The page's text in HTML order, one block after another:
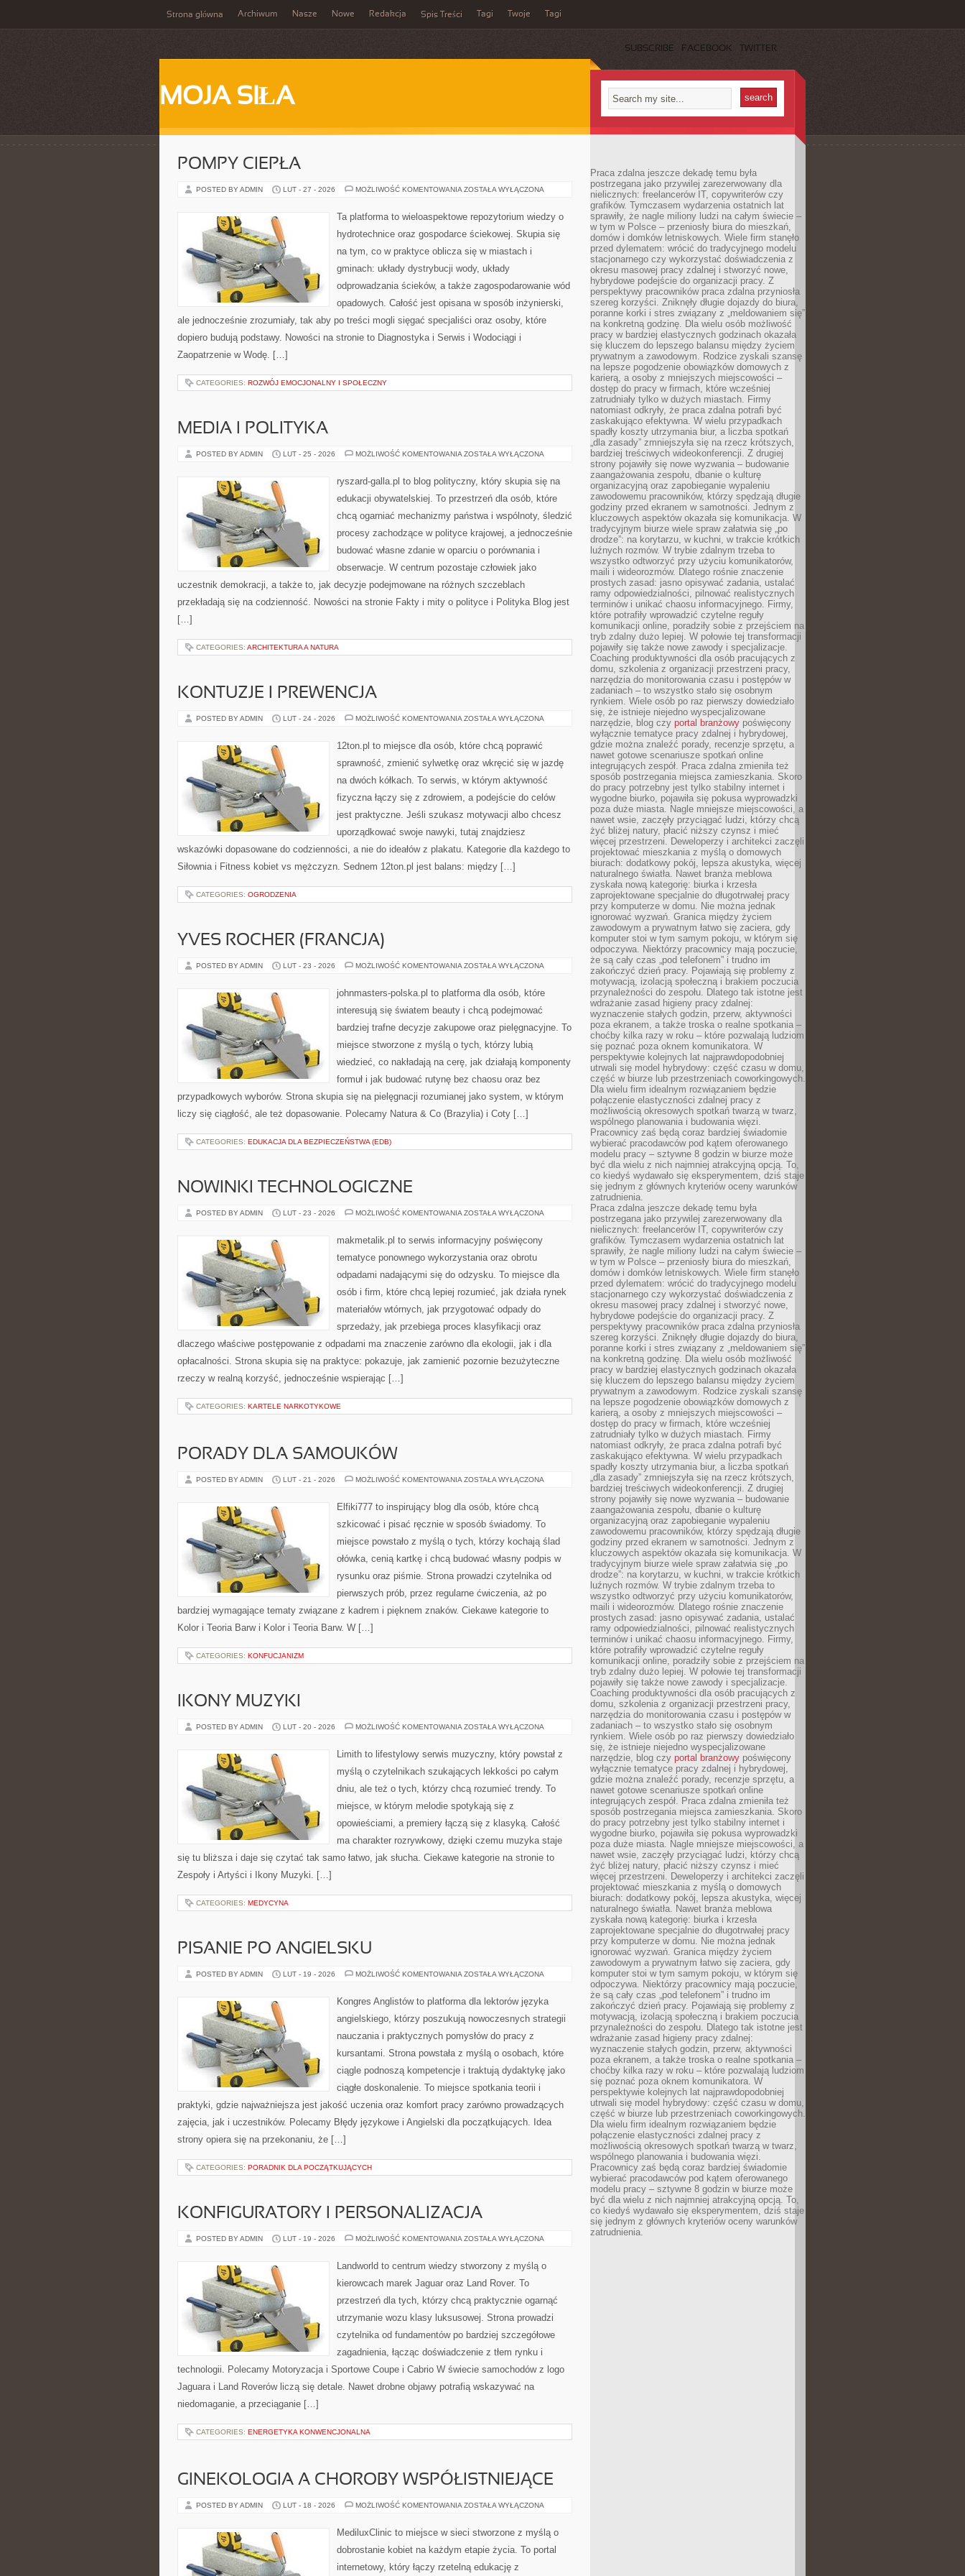
Strona główna Archiwum Nasze Nowe Redakcja Spis Treści Tagi Twoje Tagi
SUBSCRIBE FACEBOOK TWITTER
MOJA SIŁA
POMPY CIEPŁA
POSTED BY ADMIN LUT - 27 - 2026 MOŻLIWOŚĆ KOMENTOWANIA POMPY
ZOSTAŁA WYŁĄCZONA
Ta platforma to wieloaspektowe repozytorium wiedzy o
hydrotechnice oraz gospodarce ściekowej. Skupia się
na tym, co w praktyce oblicza się w miastach i
gminach: układy dystrybucji wody, układy
odprowadzania ścieków, a także zagospodarowanie wód
opadowych. Całość jest opisana w sposób inżynierski,
ale jednocześnie zrozumiały, tak aby po treści mogli sięgać specjaliści oraz osoby, które
dopiero budują podstawy. Nowości na stronie to Diagnostyka i Serwis i Wodociągi i
Zaopatrzenie w Wodę. […]
CATEGORIES: ROZWÓJ EMOCJONALNY I SPOŁECZNY
MEDIA I POLITYKA
POSTED BY ADMIN LUT - 25 - 2026 MOŻLIWOŚĆ KOMENTOWANIA MEDIA
ZOSTAŁA WYŁĄCZONA
ryszard-galla.pl to blog polityczny, który skupia się na
edukacji obywatelskiej. To przestrzeń dla osób, które
chcą ogarniać mechanizmy państwa i wspólnoty, śledzić
procesy zachodzące w polityce krajowej, a jednocześnie
budować własne zdanie w oparciu o porównania i
obserwacje. W centrum pozostaje człowiek jako
uczestnik demokracji, a także to, jak decyzje podejmowane na różnych szczeblach
przekładają się na codzienność. Nowości na stronie Fakty i mity o polityce i Polityka Blog jest
[…]
CATEGORIES: ARCHITEKTURA A NATURA
KONTUZJE I PREWENCJA
POSTED BY ADMIN LUT - 24 - 2026 MOŻLIWOŚĆ KOMENTOWANIA KONTUZJE
ZOSTAŁA WYŁĄCZONA
12ton.pl to miejsce dla osób, które chcą poprawić
sprawność, zmienić sylwetkę oraz wkręcić się w jazdę
na dwóch kółkach. To serwis, w którym aktywność
fizyczna łączy się z zdrowiem, a podejście do celów
jest praktyczne. Jeśli szukasz motywacji albo chcesz
uporządkować swoje nawyki, tutaj znajdziesz
wskazówki dopasowane do codzienności, a nie do ideałów z plakatu. Kategorie dla każdego to
Siłownia i Fitness kobiet vs mężczyzn. Sednem 12ton.pl jest balans: między […]
CATEGORIES: OGRODZENIA
YVES ROCHER (FRANCJA)
POSTED BY ADMIN LUT - 23 - 2026 MOŻLIWOŚĆ KOMENTOWANIA YVES
ZOSTAŁA WYŁĄCZONA
johnmasters-polska.pl to platforma dla osób, które
interesują się światem beauty i chcą podejmować
bardziej trafne decyzje zakupowe oraz pielęgnacyjne. To
miejsce stworzone z myślą o tych, którzy lubią
wiedzieć, co nakładają na cerę, jak działają komponenty
formuł i jak budować rutynę bez chaosu oraz bez
przypadkowych wyborów. Strona skupia się na pielęgnacji rozumianej jako system, w którym
liczy się ciągłość, ale też dopasowanie. Polecamy Natura & Co (Brazylia) i Coty […]
CATEGORIES: EDUKACJA DLA BEZPIECZEŃSTWA (EDB)
NOWINKI TECHNOLOGICZNE
POSTED BY ADMIN LUT - 23 - 2026 MOŻLIWOŚĆ KOMENTOWANIA NOWINKI
ZOSTAŁA WYŁĄCZONA
makmetalik.pl to serwis informacyjny poświęcony
tematyce ponownego wykorzystania oraz obrotu
odpadami nadającymi się do odzysku. To miejsce dla
osób i firm, które chcą lepiej rozumieć, jak działa rynek
materiałów wtórnych, jak przygotować odpady do
sprzedaży, jak przebiega proces klasyfikacji oraz
dlaczego właściwe postępowanie z odpadami ma znaczenie zarówno dla ekologii, jak i dla
opłacalności. Strona skupia się na praktyce: pokazuje, jak zamienić pozornie bezużyteczne
rzeczy w realną korzyść, jednocześnie wspierając […]
CATEGORIES: KARTELE NARKOTYKOWE
PORADY DLA SAMOUKÓW
POSTED BY ADMIN LUT - 21 - 2026 MOŻLIWOŚĆ KOMENTOWANIA PORADY
ZOSTAŁA WYŁĄCZONA
Elfiki777 to inspirujący blog dla osób, które chcą
szkicować i pisać ręcznie w sposób świadomy. To
miejsce powstało z myślą o tych, którzy kochają ślad
ołówka, cenią kartkę i chcą budować własny podpis w
rysunku oraz piśmie. Strona prowadzi czytelnika od
pierwszych prób, przez regularne ćwiczenia, aż po
bardziej wymagające tematy związane z kadrem i pięknem znaków. Ciekawe kategorie to
Kolor i Teoria Barw i Kolor i Teoria Barw. W […]
CATEGORIES: KONFUCJANIZM
IKONY MUZYKI
POSTED BY ADMIN LUT - 20 - 2026 MOŻLIWOŚĆ KOMENTOWANIA IKONY
ZOSTAŁA WYŁĄCZONA
Limith to lifestylowy serwis muzyczny, który powstał z
myślą o czytelnikach szukających lekkości po całym
dniu, ale też o tych, którzy chcą rozumieć trendy. To
miejsce, w którym melodie spotykają się z
opowieściami, a premiery łączą się z klasyką. Całość
ma charakter rozrywkowy, dzięki czemu muzyka staje
się tu bliższa i daje się czytać tak samo łatwo, jak słucha. Ciekawe kategorie na stronie to
Zespoły i Artyści i Ikony Muzyki. […]
CATEGORIES: MEDYCYNA
PISANIE PO ANGIELSKU
POSTED BY ADMIN LUT - 19 - 2026 MOŻLIWOŚĆ KOMENTOWANIA PISANIE
ZOSTAŁA WYŁĄCZONA
Kongres Anglistów to platforma dla lektorów języka
angielskiego, którzy poszukują nowoczesnych strategii
nauczania i praktycznych pomysłów do pracy z
kursantami. Strona powstała z myślą o osobach, które
ciągle podnoszą kompetencje i traktują dydaktykę jako
ciągłe doskonalenie. To miejsce spotkania teorii i
praktyki, gdzie najważniejsza jest jakość uczenia oraz komfort pracy zarówno prowadzących
zajęcia, jak i uczestników. Polecamy Błędy językowe i Angielski dla początkujących. Idea
strony opiera się na przekonaniu, że […]
CATEGORIES: PORADNIK DLA POCZĄTKUJĄCYCH
KONFIGURATORY I PERSONALIZACJA
POSTED BY ADMIN LUT - 19 - 2026 MOŻLIWOŚĆ KOMENTOWANIA KONFIGURATORY
ZOSTAŁA WYŁĄCZONA
Landworld to centrum wiedzy stworzony z myślą o
kierowcach marek Jaguar oraz Land Rover. To
przestrzeń dla tych, którzy chcą praktycznie ogarnąć
utrzymanie wozu klasy luksusowej. Strona prowadzi
czytelnika od fundamentów po bardziej szczegółowe
zagadnienia, łącząc doświadczenie z tłem rynku i
technologii. Polecamy Motoryzacja i Sportowe Coupe i Cabrio W świecie samochodów z logo
Jaguara i Land Roverów liczą się detale. Nawet drobne objawy potrafią wskazywać na
niedomaganie, a przeciąganie […]
CATEGORIES: ENERGETYKA KONWENCJONALNA
GINEKOLOGIA A CHOROBY WSPÓŁISTNIEJĄCE
POSTED BY ADMIN LUT - 18 - 2026 MOŻLIWOŚĆ KOMENTOWANIA GINEKOLOGIA
WSPÓŁISTNIEJĄCE
ZOSTAŁA WYŁĄCZONA
MediluxClinic to miejsce w sieci stworzone z myślą o
dobrostanie kobiet na każdym etapie życia. To portal
internetowy, który łączy rzetelną edukację z
Praca zdalna jeszcze dekadę temu była
postrzegana jako przywilej zarezerwowany dla
nielicznych: freelancerów IT, copywriterów czy
grafików. Tymczasem wydarzenia ostatnich lat
sprawiły, że nagle miliony ludzi na całym świecie –
w tym w Polsce – przeniosły biura do mieszkań,
domów i domków letniskowych. Wiele firm stanęło
przed dylematem: wrócić do tradycyjnego modelu
stacjonarnego czy wykorzystać doświadczenia z
okresu masowej pracy zdalnej i stworzyć nowe,
hybrydowe podejście do organizacji pracy. Z
perspektywy pracowników praca zdalna przyniosła
szereg korzyści. Zniknęły długie dojazdy do biura,
poranne korki i stres związany z „meldowaniem się”
na konkretną godzinę. Dla wielu osób możliwość
pracy w bardziej elastycznych godzinach okazała
się kluczem do lepszego balansu między życiem
prywatnym a zawodowym. Rodzice zyskali szansę
na lepsze pogodzenie obowiązków domowych z
karierą, a osoby z mniejszych miejscowości –
dostęp do pracy w firmach, które wcześniej
zatrudniały tylko w dużych miastach. Firmy
natomiast odkryły, że praca zdalna potrafi być
zaskakująco efektywna. W wielu przypadkach
spadły koszty utrzymania biur, a liczba spotkań
„dla zasady” zmniejszyła się na rzecz krótszych,
bardziej treściwych wideokonferencji. Z drugiej
strony pojawiły się nowe wyzwania – budowanie
zaangażowania zespołu, dbanie o kulturę
organizacyjną oraz zapobieganie wypaleniu
zawodowemu pracowników, którzy spędzają długie
godziny przed ekranem w samotności. Jednym z
kluczowych aspektów okazała się komunikacja. W
tradycyjnym biurze wiele spraw załatwia się „po
drodze”: na korytarzu, w kuchni, w trakcie krótkich
luźnych rozmów. W trybie zdalnym trzeba to
wszystko odtworzyć przy użyciu komunikatorów,
maili i wideorozmów. Dlatego rośnie znaczenie
prostych zasad: jasno opisywać zadania, ustalać
ramy odpowiedzialności, pilnować realistycznych
terminów i unikać chaosu informacyjnego. Firmy,
które potrafiły wprowadzić czytelne reguły
komunikacji online, poradziły sobie z przejściem na
tryb zdalny dużo lepiej. W połowie tej transformacji
pojawiły się także nowe zawody i specjalizacje.
Coaching produktywności dla osób pracujących z
domu, szkolenia z organizacji przestrzeni pracy,
narzędzia do monitorowania czasu i postępów w
zadaniach – to wszystko stało się osobnym
rynkiem. Wiele osób po raz pierwszy dowiedziało
się, że istnieje niejedno wyspecjalizowane
narzędzie, blog czy portal branżowy poświęcony
wyłącznie tematyce pracy zdalnej i hybrydowej,
gdzie można znaleźć porady, recenzje sprzętu, a
nawet gotowe scenariusze spotkań online
integrujących zespół. Praca zdalna zmieniła też
sposób postrzegania miejsca zamieszkania. Skoro
do pracy potrzebny jest tylko stabilny internet i
wygodne biurko, pojawiła się pokusa wyprowadzki
poza duże miasta. Nagle mniejsze miejscowości, a
nawet wsie, zaczęły przyciągać ludzi, którzy chcą
żyć bliżej natury, płacić niższy czynsz i mieć
więcej przestrzeni. Deweloperzy i architekci zaczęli
projektować mieszkania z myślą o domowych
biurach: dodatkowy pokój, lepsza akustyka, więcej
naturalnego światła. Nawet branża meblowa
zyskała nową kategorię: biurka i krzesła
zaprojektowane specjalnie do długotrwałej pracy
przy komputerze w domu. Nie można jednak
ignorować wyzwań. Granica między życiem
zawodowym a prywatnym łatwo się zaciera, gdy
komputer stoi w tym samym pokoju, w którym się
odpoczywa. Niektórzy pracownicy mają poczucie,
że są cały czas „pod telefonem” i trudno im
zakończyć dzień pracy. Pojawiają się problemy z
motywacją, izolacją społeczną i brakiem poczucia
przynależności do zespołu. Dlatego tak istotne jest
wdrażanie zasad higieny pracy zdalnej:
wyznaczenie stałych godzin, przerw, aktywności
poza ekranem, a także troska o realne spotkania –
choćby kilka razy w roku – które pozwalają ludziom
się poznać poza oknem komunikatora. W
perspektywie kolejnych lat najprawdopodobniej
utrwali się model hybrydowy: część czasu w domu,
część w biurze lub przestrzeniach coworkingowych.
Dla wielu firm idealnym rozwiązaniem będzie
połączenie elastyczności zdalnej pracy z
możliwością okresowych spotkań twarzą w twarz,
wspólnego planowania i budowania więzi.
Pracownicy zaś będą coraz bardziej świadomie
wybierać pracodawców pod kątem oferowanego
modelu pracy – sztywne 8 godzin w biurze może
być dla wielu z nich najmniej atrakcyjną opcją. To,
co kiedyś wydawało się eksperymentem, dziś staje
się jednym z głównych kryteriów oceny warunków
zatrudnienia.
Praca zdalna jeszcze dekadę temu była
postrzegana jako przywilej zarezerwowany dla
nielicznych: freelancerów IT, copywriterów czy
grafików. Tymczasem wydarzenia ostatnich lat
sprawiły, że nagle miliony ludzi na całym świecie –
w tym w Polsce – przeniosły biura do mieszkań,
domów i domków letniskowych. Wiele firm stanęło
przed dylematem: wrócić do tradycyjnego modelu
stacjonarnego czy wykorzystać doświadczenia z
okresu masowej pracy zdalnej i stworzyć nowe,
hybrydowe podejście do organizacji pracy. Z
perspektywy pracowników praca zdalna przyniosła
szereg korzyści. Zniknęły długie dojazdy do biura,
poranne korki i stres związany z „meldowaniem się”
na konkretną godzinę. Dla wielu osób możliwość
pracy w bardziej elastycznych godzinach okazała
się kluczem do lepszego balansu między życiem
prywatnym a zawodowym. Rodzice zyskali szansę
na lepsze pogodzenie obowiązków domowych z
karierą, a osoby z mniejszych miejscowości –
dostęp do pracy w firmach, które wcześniej
zatrudniały tylko w dużych miastach. Firmy
natomiast odkryły, że praca zdalna potrafi być
zaskakująco efektywna. W wielu przypadkach
spadły koszty utrzymania biur, a liczba spotkań
„dla zasady” zmniejszyła się na rzecz krótszych,
bardziej treściwych wideokonferencji. Z drugiej
strony pojawiły się nowe wyzwania – budowanie
zaangażowania zespołu, dbanie o kulturę
organizacyjną oraz zapobieganie wypaleniu
zawodowemu pracowników, którzy spędzają długie
godziny przed ekranem w samotności. Jednym z
kluczowych aspektów okazała się komunikacja. W
tradycyjnym biurze wiele spraw załatwia się „po
drodze”: na korytarzu, w kuchni, w trakcie krótkich
luźnych rozmów. W trybie zdalnym trzeba to
wszystko odtworzyć przy użyciu komunikatorów,
maili i wideorozmów. Dlatego rośnie znaczenie
prostych zasad: jasno opisywać zadania, ustalać
ramy odpowiedzialności, pilnować realistycznych
terminów i unikać chaosu informacyjnego. Firmy,
które potrafiły wprowadzić czytelne reguły
komunikacji online, poradziły sobie z przejściem na
tryb zdalny dużo lepiej. W połowie tej transformacji
pojawiły się także nowe zawody i specjalizacje.
Coaching produktywności dla osób pracujących z
domu, szkolenia z organizacji przestrzeni pracy,
narzędzia do monitorowania czasu i postępów w
zadaniach – to wszystko stało się osobnym
rynkiem. Wiele osób po raz pierwszy dowiedziało
się, że istnieje niejedno wyspecjalizowane
narzędzie, blog czy portal branżowy poświęcony
wyłącznie tematyce pracy zdalnej i hybrydowej,
gdzie można znaleźć porady, recenzje sprzętu, a
nawet gotowe scenariusze spotkań online
integrujących zespół. Praca zdalna zmieniła też
sposób postrzegania miejsca zamieszkania. Skoro
do pracy potrzebny jest tylko stabilny internet i
wygodne biurko, pojawiła się pokusa wyprowadzki
poza duże miasta. Nagle mniejsze miejscowości, a
nawet wsie, zaczęły przyciągać ludzi, którzy chcą
żyć bliżej natury, płacić niższy czynsz i mieć
więcej przestrzeni. Deweloperzy i architekci zaczęli
projektować mieszkania z myślą o domowych
biurach: dodatkowy pokój, lepsza akustyka, więcej
naturalnego światła. Nawet branża meblowa
zyskała nową kategorię: biurka i krzesła
zaprojektowane specjalnie do długotrwałej pracy
przy komputerze w domu. Nie można jednak
ignorować wyzwań. Granica między życiem
zawodowym a prywatnym łatwo się zaciera, gdy
komputer stoi w tym samym pokoju, w którym się
odpoczywa. Niektórzy pracownicy mają poczucie,
że są cały czas „pod telefonem” i trudno im
zakończyć dzień pracy. Pojawiają się problemy z
motywacją, izolacją społeczną i brakiem poczucia
przynależności do zespołu. Dlatego tak istotne jest
wdrażanie zasad higieny pracy zdalnej:
wyznaczenie stałych godzin, przerw, aktywności
poza ekranem, a także troska o realne spotkania –
choćby kilka razy w roku – które pozwalają ludziom
się poznać poza oknem komunikatora. W
perspektywie kolejnych lat najprawdopodobniej
utrwali się model hybrydowy: część czasu w domu,
część w biurze lub przestrzeniach coworkingowych.
Dla wielu firm idealnym rozwiązaniem będzie
połączenie elastyczności zdalnej pracy z
możliwością okresowych spotkań twarzą w twarz,
wspólnego planowania i budowania więzi.
Pracownicy zaś będą coraz bardziej świadomie
wybierać pracodawców pod kątem oferowanego
modelu pracy – sztywne 8 godzin w biurze może
być dla wielu z nich najmniej atrakcyjną opcją. To,
co kiedyś wydawało się eksperymentem, dziś staje
się jednym z głównych kryteriów oceny warunków
zatrudnienia.